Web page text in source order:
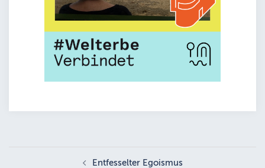
Entfesselter Egoismus